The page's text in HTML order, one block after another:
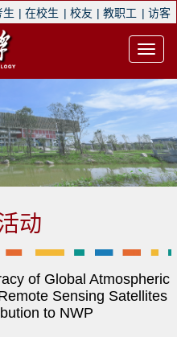
生 | 在校生 | 校友 | 教职工 | 访客
动
of Global Atmospheric
Sensing Satellites
to NWP